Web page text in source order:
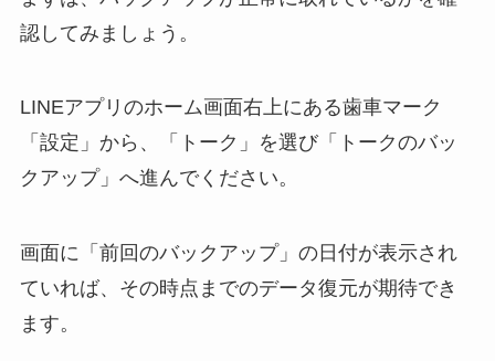
認してみましょう。
LINEアプリのホーム画面右上にある歯車マーク
「設定」から、「トーク」を選び「トークのバッ
クアップ」へ進んでください。
画面に「前回のバックアップ」の日付が表示され
ていれば、その時点までのデータ復元が期待でき
ます。